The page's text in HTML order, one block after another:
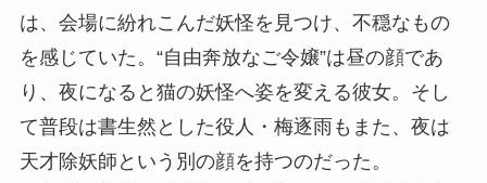
は、会場に紛れこんだ妖怪を見つけ、不穏なもの
を感じていた。“自由奔放なご令嬢”は昼の顔であ
り、夜になると猫の妖怪へ姿を変える彼女。そし
て普段は書生然とした役人・梅逐雨もまた、夜は
天才除妖師という別の顔を持つのだった。